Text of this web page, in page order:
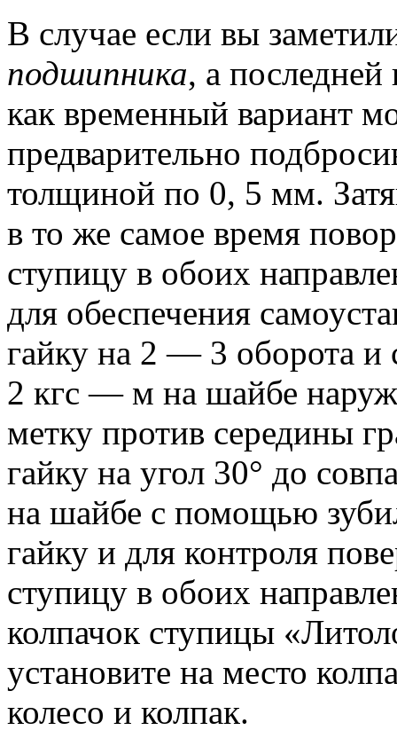
В случае если вы
подшипника, а последней
как временный вариант
предварительно
толщиной по 0, 5 мм.
в то же самое время
ступицу в обоих
для обеспечения
гайку на 2 — 3 оборота и
2 кгс — м на шайбе
метку против середины
гайку на угол 30° до
на шайбе с помощью
гайку и для контроля
ступицу в обоих
колпачок ступицы
установите на место
колесо и колпак.